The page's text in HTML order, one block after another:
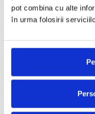
pot combina cu alte
în urma folosirii
2026
2025